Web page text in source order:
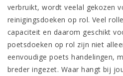
verbruikt, wordt veelal gekozen
reinigingsdoeken op rol. Veel
capaciteit en daarom geschikt
poetsdoeken op rol zijn niet
eenvoudige poets handelingen,
breder ingezet. Waar hangt bij